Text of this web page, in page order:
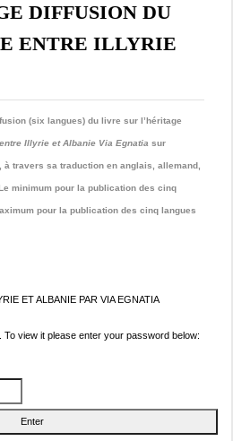
DIFFUSION DU
ENTRE ILLYRIE
(six langues) du livre sur l’héritage
Illyrie et Albanie Via Egnatia sur
à travers sa traduction en anglais, allemand,
minimum pour la publication des cinq
pour la publication des cinq langues
ET ALBANIE PAR VIA EGNATIA
view it please enter your password below: